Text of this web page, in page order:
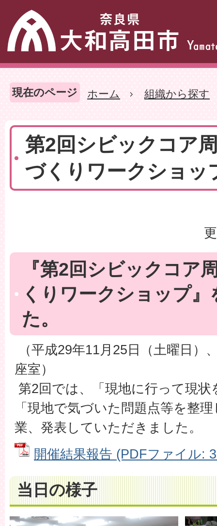
現在のページ ホーム 組織から探す
第2回シビックコア
づくりワークショッ
『第2回シビックコア
くりワークショップ
た。
（平成29年11月25日（土曜日）
座室）
第2回では、「現地に行って現
「現地で気づいた問題点等を整
業、発表していただきました。
開催結果報告 (PDFファイル:
当日の様子